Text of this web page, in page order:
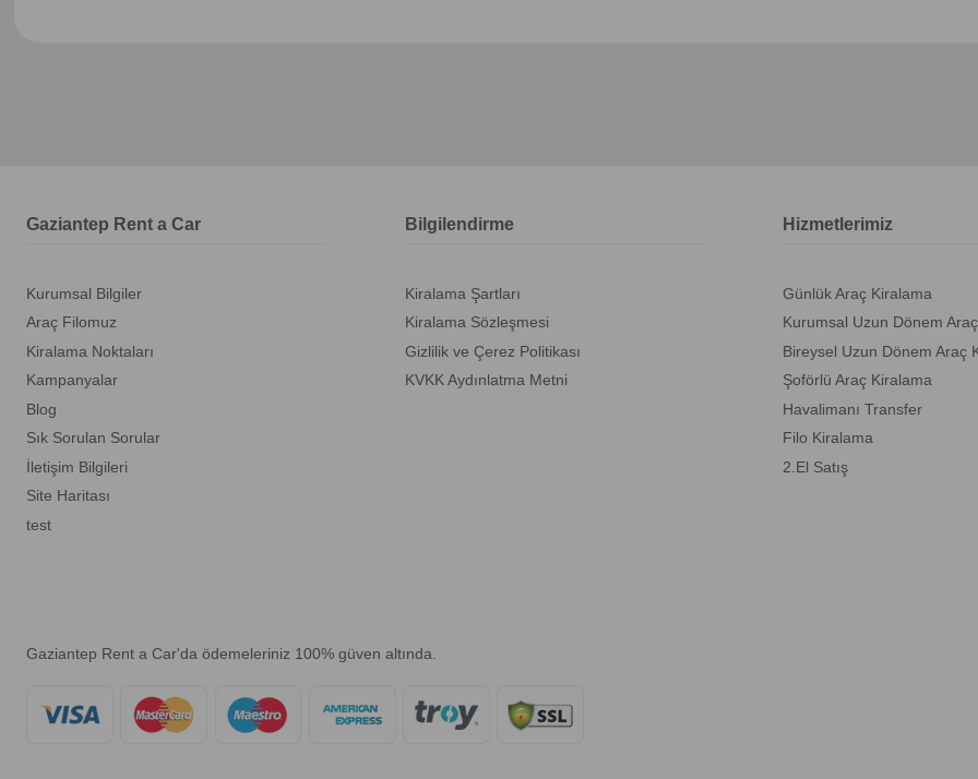
Gaziantep Rent a Car
Kurumsal Bilgiler
Araç Filomuz
Kiralama Noktaları
Kampanyalar
Blog
Sık Sorulan Sorular
İletişim Bilgileri
Site Haritası
test
Bilgilendirme
Kiralama Şartları
Kiralama Sözleşmesi
Gizlilik ve Çerez Politikası
KVKK Aydınlatma Metni
Hizmetlerimiz
Günlük Araç Kiralama
Kurumsal Uzun Dönem
Bireysel Uzun Dönem Araç
Şoförlü Araç Kiralama
Havalimanı Transfer
Filo Kiralama
2.El Satış
Gaziantep Rent a Car'da ödemeleriniz 100% güven altında.